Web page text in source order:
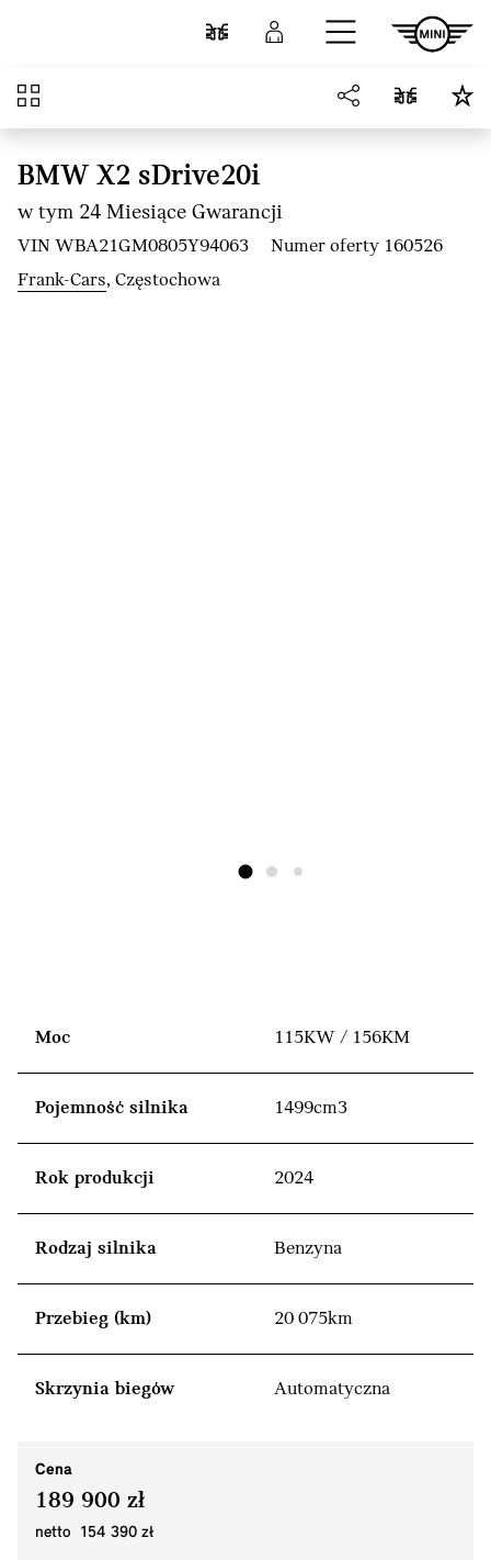
Przejdź do głównej treści
Porównaj Zaloguj się
Przegląd
BMW X2 sDrive20i
w tym 24 Miesiące Gwarancji
VIN WBA21GM0805Y94063
Numer oferty 160526
Frank-Cars, Częstochowa
Moc 115KW / 156KM
Pojemność silnika 1499cm3
Rok produkcji 2024
Rodzaj silnika Benzyna
Przebieg (km) 20 075km
Skrzynia biegów Automatyczna
Cena
189 900 zł
netto 154 390 zł